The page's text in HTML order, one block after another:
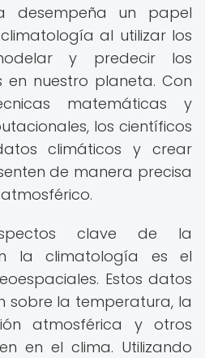
desempeña un papel
al utilizar los
y predecir los
en nuestro planeta. Con
matemáticas y
los científicos
climáticos y crear
de manera precisa
clave de la
la climatología es el
Estos datos
sobre la temperatura, la
atmosférica y otros
en el clima. Utilizando